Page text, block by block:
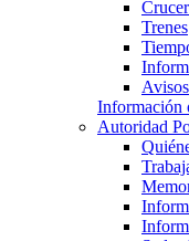
Trenes
Avisos
Información
Autoridad